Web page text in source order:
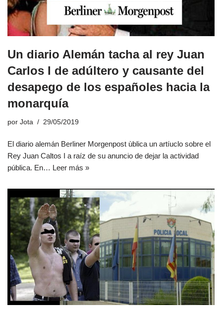
Un diario Alemán tacha al rey Juan
Carlos I de adúltero y causante del
desapego de los españoles hacia la
monarquía
por Jota 29/05/2019
El diario alemán Berliner Morgenpost ùblica un artíuclo sobre el
Rey Juan Caltos I a raíz de su anuncio de dejar la actividad
pública. En… Leer más »